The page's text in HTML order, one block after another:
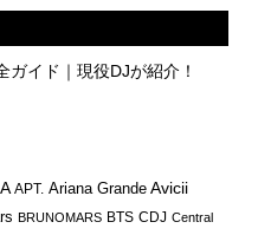
ガイド｜現役DJが紹介！
APT. Ariana Grande Avicii
BRUNOMARS BTS CDJ Central